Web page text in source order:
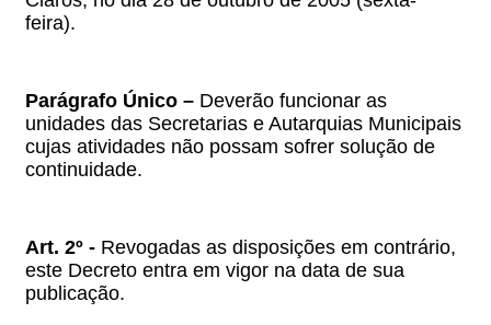
feira).
Parágrafo Único – Deverão funcionar as
unidades das Secretarias e Autarquias Municipais
cujas atividades não possam sofrer solução de
continuidade.
Art. 2º - Revogadas as disposições em contrário,
este Decreto entra em vigor na data de sua
publicação.